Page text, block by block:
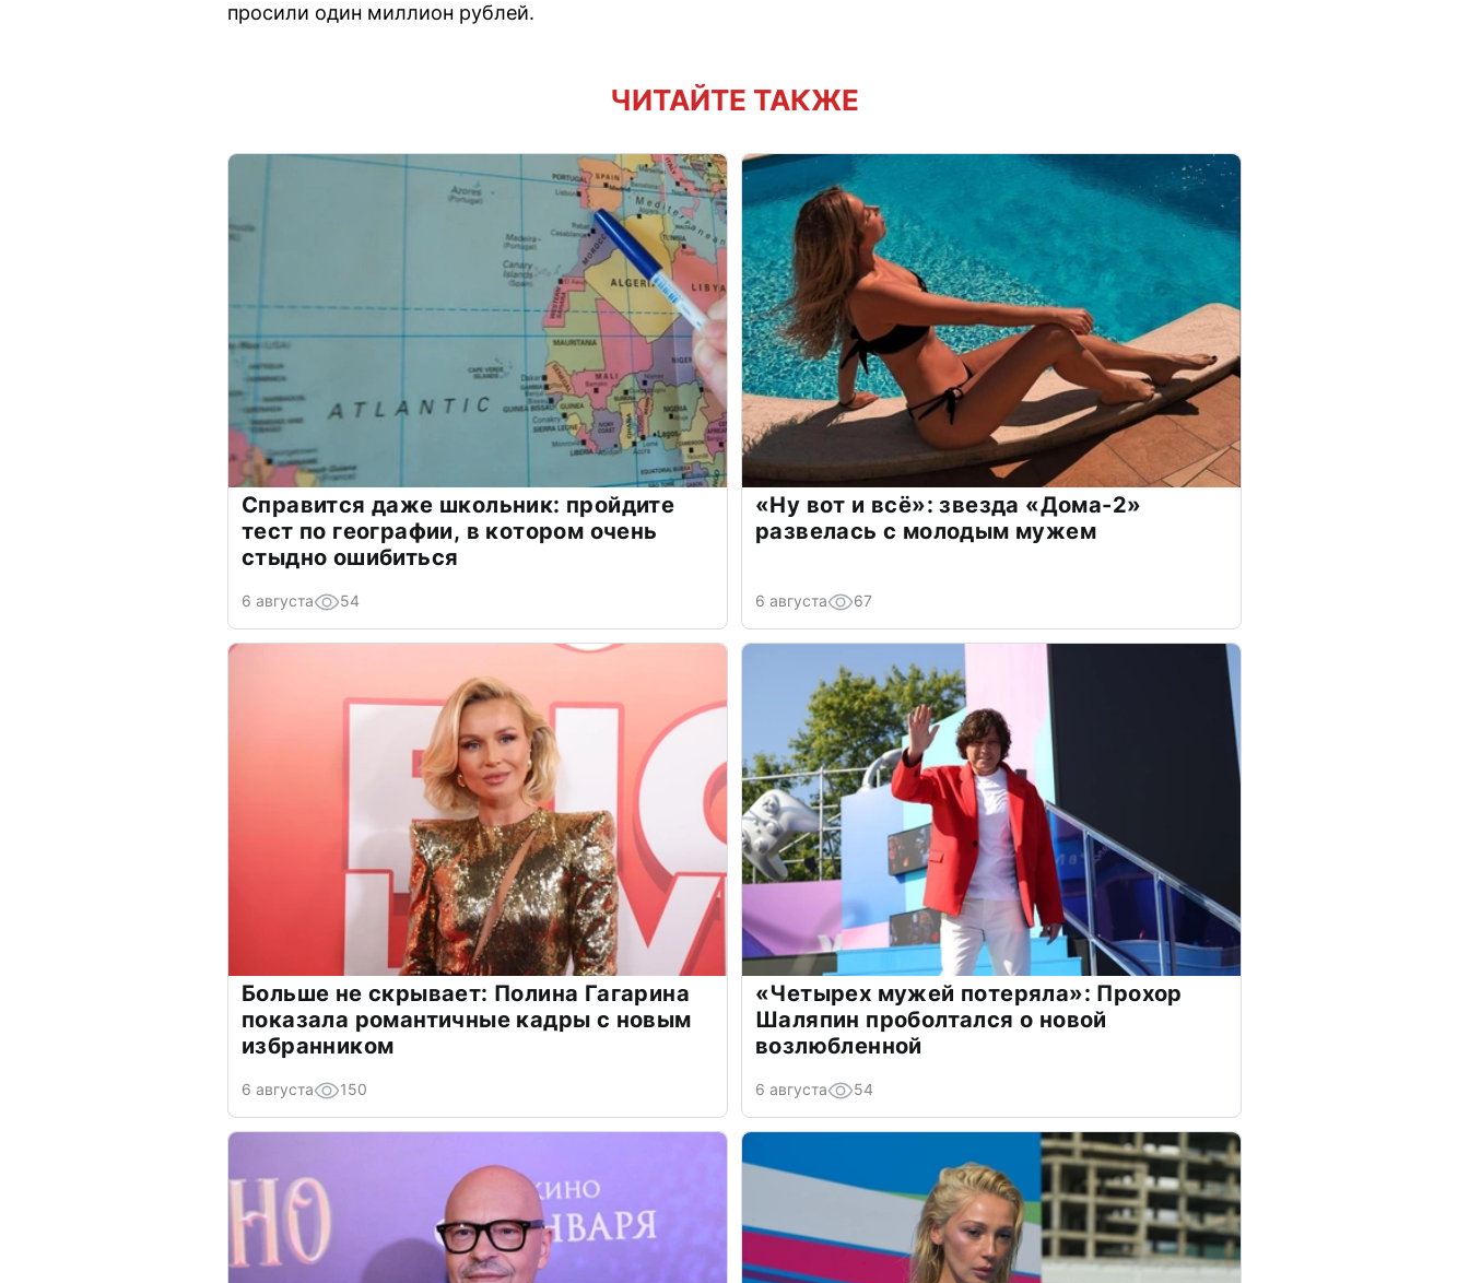
просили один миллион рублей.
ЧИТАЙТЕ ТАКЖЕ
Справится даже школьник: пройдите
тест по географии, в котором очень
стыдно ошибиться
6 августа 54
«Ну вот и всё»: звезда «Дома-2»
развелась с молодым мужем
6 августа 67
Больше не скрывает: Полина Гагарина
показала романтичные кадры с новым
избранником
6 августа 150
«Четырех мужей потеряла»: Прохор
Шаляпин проболтался о новой
возлюбленной
6 августа 54